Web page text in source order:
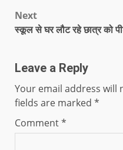
Next
स्कूल से घर लौट रहे छात्र को
Leave a Reply
Your email address will
fields are marked *
Comment*